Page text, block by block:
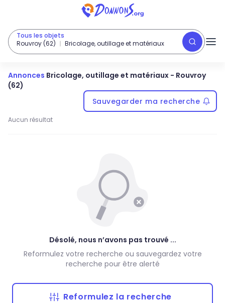
Tous les objets
Rouvroy (62)
Bricolage, outillage et matériaux
Annonces Bricolage, outillage et matériaux - Rouvroy
(62)
Sauvegarder ma recherche
Aucun résultat
Désolé, nous n’avons pas trouvé ...
Reformulez votre recherche ou sauvegardez votre
recherche pour être alerté
Reformulez la recherche